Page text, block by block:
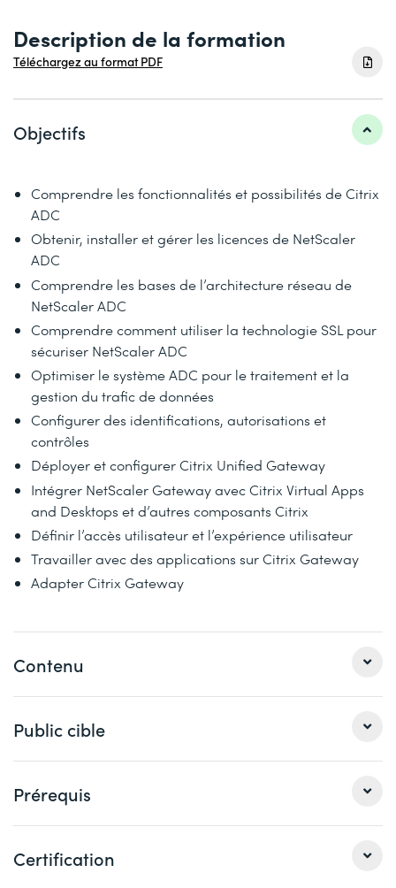
Description de la formation
Téléchargez au format PDF
Objectifs
Comprendre les fonctionnalités et possibilités de Citrix
ADC
Obtenir, installer et gérer les licences de NetScaler
ADC
Comprendre les bases de l’architecture réseau de
NetScaler ADC
Comprendre comment utiliser la technologie SSL pour
sécuriser NetScaler ADC
Optimiser le système ADC pour le traitement et la
gestion du trafic de données
Configurer des identifications, autorisations et
contrôles
Déployer et configurer Citrix Unified Gateway
Intégrer NetScaler Gateway avec Citrix Virtual Apps
and Desktops et d’autres composants Citrix
Définir l’accès utilisateur et l’expérience utilisateur
Travailler avec des applications sur Citrix Gateway
Adapter Citrix Gateway
Contenu
Module 1: Getting Started
Introduction to NetScaler ADC
Feature and Platform Overview
Deployment Options
Setup and Management
Public cible
Cette formation s’adresse aux administrateurs et aux
Prérequis
Il n’est pas nécessaire d’avoir des connaissances
Certification